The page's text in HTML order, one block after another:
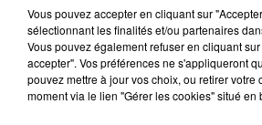
27 juin 2022
Le cocholed pour jouer à la
jusqu'au bout de la nuit !
10 mai 2022
Vous pouvez accepter en cliquant sur
sélectionnant les finalités et/ou partenaires
Vous pouvez également refuser en cliquant
accepter". Vos préférences ne s'appliqueront
pouvez mettre à jour vos choix, ou retirer votre
moment via le lien "Gérer les cookies" situé en